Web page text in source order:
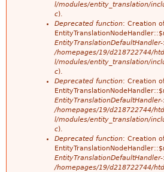
l/modules/entity_translation/
c).
Deprecated function: Creation
/homepages/19/d218722744/
l/modules/entity_translation/
c).
Deprecated function: Creation
/homepages/19/d218722744/
l/modules/entity_translation/
c).
Deprecated function: Creation
/homepages/19/d218722744/